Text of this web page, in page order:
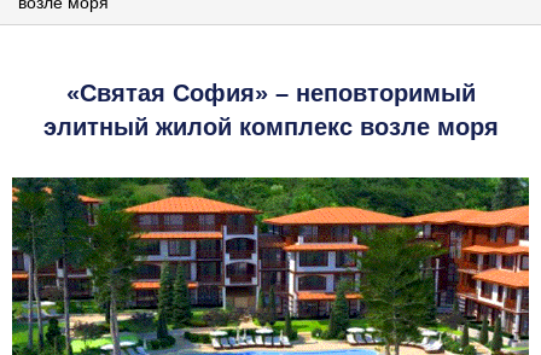
«Святая София» – неповторимый
элитный жилой комплекс возле моря